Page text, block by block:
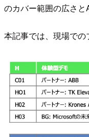
のカバー範囲の広さと
本記事では、現場での